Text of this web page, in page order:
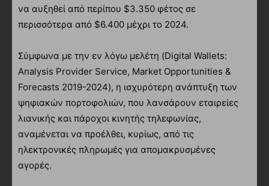
να αυξηθεί από περίπου $3.350 φέτος σε
περισσότερα από $6.400 μέχρι το 2024.
Σύμφωνα με την εν λόγω μελέτη (Digital Wallets:
Analysis Provider Service, Market Opportunities &
Forecasts 2019-2024), η ισχυρότερη ανάπτυξη των
ψηφιακών πορτοφολιών, που λανσάρουν εταιρείες
λιανικής και πάροχοι κινητής τηλεφωνίας,
αναμένεται να προέλθει, κυρίως, από τις
ηλεκτρονικές πληρωμές για απομακρυσμένες
αγορές.